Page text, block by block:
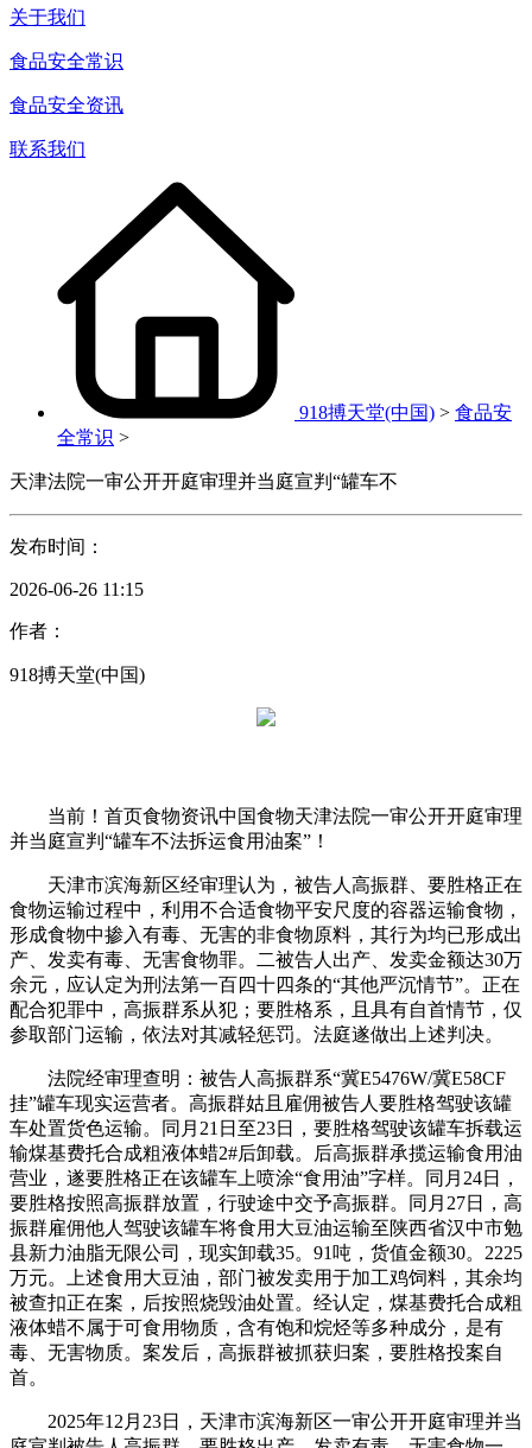
关于我们
食品安全常识
食品安全资讯
联系我们
918搏天堂(中国) > 食品安
全常识 >
天津法院一审公开开庭审理并当庭宣判“罐车不
发布时间：
2026-06-26 11:15
作者：
918搏天堂(中国)
当前！首页食物资讯中国食物天津法院一审公开开庭审理
并当庭宣判“罐车不法拆运食用油案”！
天津市滨海新区经审理认为，被告人高振群、要胜格正在
食物运输过程中，利用不合适食物平安尺度的容器运输食物，
形成食物中掺入有毒、无害的非食物原料，其行为均已形成出
产、发卖有毒、无害食物罪。二被告人出产、发卖金额达30万
余元，应认定为刑法第一百四十四条的“其他严沉情节”。正在
配合犯罪中，高振群系从犯；要胜格系，且具有自首情节，仅
参取部门运输，依法对其减轻惩罚。法庭遂做出上述判决。
法院经审理查明：被告人高振群系“冀E5476W/冀E58CF
挂”罐车现实运营者。高振群姑且雇佣被告人要胜格驾驶该罐
车处置货色运输。同月21日至23日，要胜格驾驶该罐车拆载运
输煤基费托合成粗液体蜡2#后卸载。后高振群承揽运输食用油
营业，遂要胜格正在该罐车上喷涂“食用油”字样。同月24日，
要胜格按照高振群放置，行驶途中交予高振群。同月27日，高
振群雇佣他人驾驶该罐车将食用大豆油运输至陕西省汉中市勉
县新力油脂无限公司，现实卸载35。91吨，货值金额30。2225
万元。上述食用大豆油，部门被发卖用于加工鸡饲料，其余均
被查扣正在案，后按照烧毁油处置。经认定，煤基费托合成粗
液体蜡不属于可食用物质，含有饱和烷烃等多种成分，是有
毒、无害物质。案发后，高振群被抓获归案，要胜格投案自
首。
2025年12月23日，天津市滨海新区一审公开开庭审理并当